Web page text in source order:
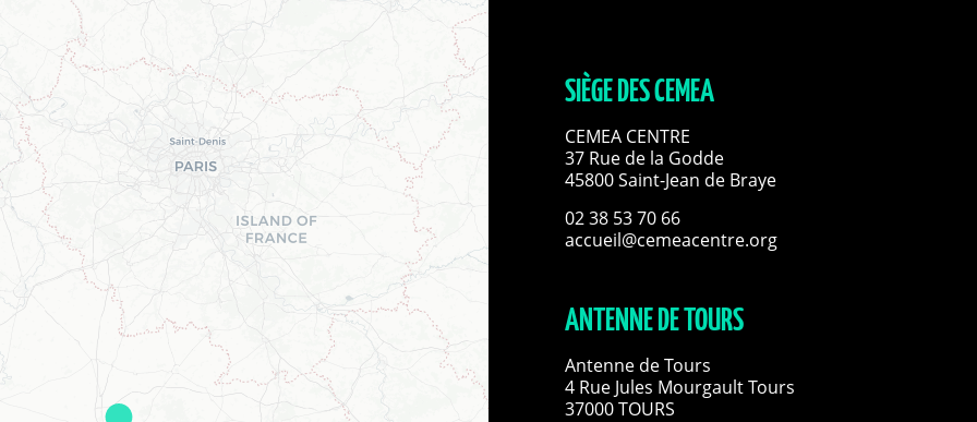
SIÈGE DES CEMEA
CEMEA CENTRE
37 Rue de la Godde
45800 Saint-Jean de Braye
02 38 53 70 66
accueil@cemeacentre.org
ANTENNE DE TOURS
Antenne de Tours
4 Rue Jules Mourgault Tours
37000 TOURS